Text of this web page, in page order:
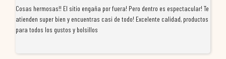
Cosas hermosas!! El sitio engaña por fuera! Pero dentro es espectacular! Te
atienden super bien y encuentras casi de todo! Excelente calidad, productos
para todos los gustos y bolsillos